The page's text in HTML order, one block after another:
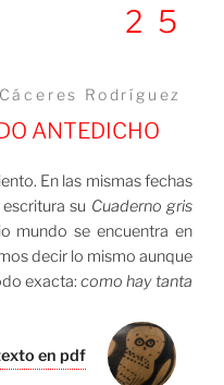
25
Rodríguez
ANTEDICHO
En las mismas fechas
su Cuaderno gris
mundo se encuentra en
decir lo mismo aunque
exacta:como hay tanta
en pdf